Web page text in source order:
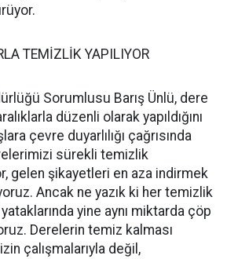
TEMİZLİK YAPILIYOR
Sorumlusu Barış Ünlü, dere
düzenli olarak yapıldığını
çevre duyarlılığı çağrısında
sürekli temizlik
gelen şikayetleri en aza indirmek
Ancak ne yazık ki her temizlik
yine aynı miktarda çöp
Derelerin temiz kalması
çalışmalarıyla değil,